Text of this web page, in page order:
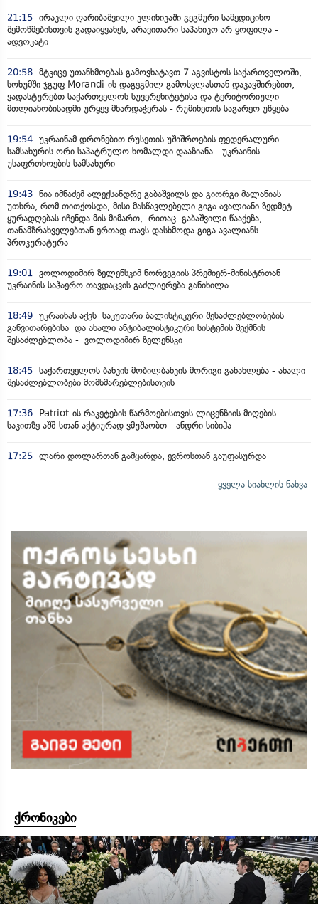
21:15 ირაკლი ღარიბაშვილი კლინიკაში გეგმური სამედიცინო
შემოწმებისთვის გადაიყვანეს, არავითარი საპანიკო არ ყოფილა -
ადვოკატი
20:58 მტკიცე უთანხმოებას გამოვხატავთ 7 აგვისტოს საქართველოში,
სოხუმში ჯგუფ Morandi-ის დაგეგმილ გამოსვლასთან დაკავშირებით,
ვადასტურებთ საქართველოს სუვერენიტეტისა და ტერიტორიული
მთლიანობისადმი ურყევ მხარდაჭერას - რუმინეთის საგარეო უწყება
19:54 უკრაინამ დრონებით რუსეთის უშიშროების ფედერალური
სამსახურის ორი საპატრულო ხომალდი დააზიანა - უკრაინის
უსაფრთხოების სამსახური
19:43 ნია იმნაძემ ალექსანდრე გაბაშვილს და გიორგი მალანიას
უთხრა, რომ თითქოსდა, მისი მასწავლებელი გიგა ავალიანი ზედმეტ
ყურადღებას იჩენდა მის მიმართ, რითაც გაბაშვილი წააქეზა,
თანამზრახველებთან ერთად თავს დასხმოდა გიგა ავალიანს -
პროკურატურა
19:01
ვოლოდიმირ ზელენსკიმ ნორვეგიის პრემიერ-მინისტრთან
უკრაინის საჰაერო თავდაცვის გაძლიერება განიხილა
18:49 უკრაინას აქვს საკუთარი ბალისტიკური შესაძლებლობების
განვითარებისა და ახალი ანტიბალისტიკური სისტემის შექმნის
შესაძლებლობა - ვოლოდიმირ ზელენსკი
18:45 საქართველოს ბანკის მობილბანკის მორიგი განახლება - ახალი
შესაძლებლობები მომხმარებლებისთვის
17:36
Patriot-ის რაკეტების წარმოებისთვის ლიცენზიის მიღების
საკითზე აშშ-სთან აქტიურად ვმუშაობთ - ანდრი სიბიჰა
17:25 ლარი დოლართან გამყარდა, ევროსთან გაუფასურდა
ყველა სიახლის ნახვა
ქრონიკები